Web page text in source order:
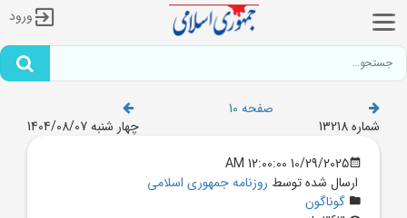
ورود
صفحه 10
شماره 13218
چهار شنبه 1404/08/07
10/29/2025 12:00:00 AM
ارسال شده توسط روزنامه جمهوری اسلامی
گوناگون